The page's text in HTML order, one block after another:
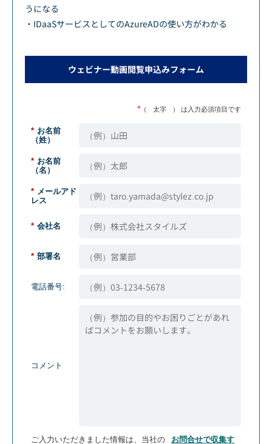
うになる
・IDaaSサービスとしてのAzureADの使い方がわかる
ウェビナー動画閲覧申込みフォーム
* （ 太字 ） は入力必須項目です
* お名前
（姓）
* お名前
（名）
* メールアド
レス
* 会社名
* 部署名
電話番号:
コメント
ご入力いただきました情報は、当社の お問合せで収集す